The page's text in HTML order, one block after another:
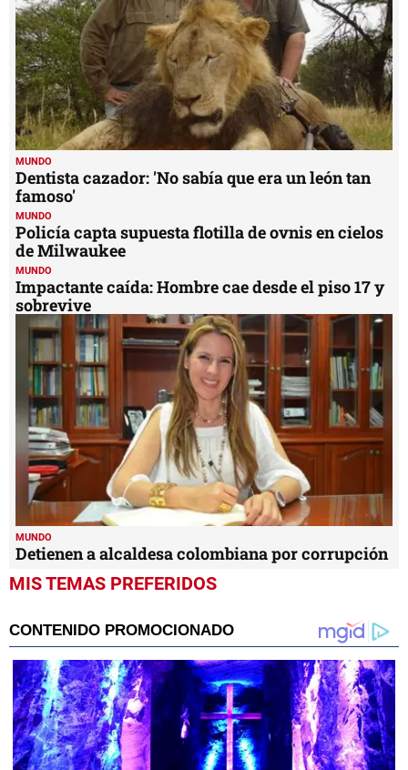
MUNDO
Dentista cazador: 'No sabía que era un león tan
famoso'
MUNDO
Policía capta supuesta flotilla de ovnis en cielos
de Milwaukee
MUNDO
Impactante caída: Hombre cae desde el piso 17 y
sobrevive
MUNDO
Detienen a alcaldesa colombiana por corrupción
MIS TEMAS PREFERIDOS